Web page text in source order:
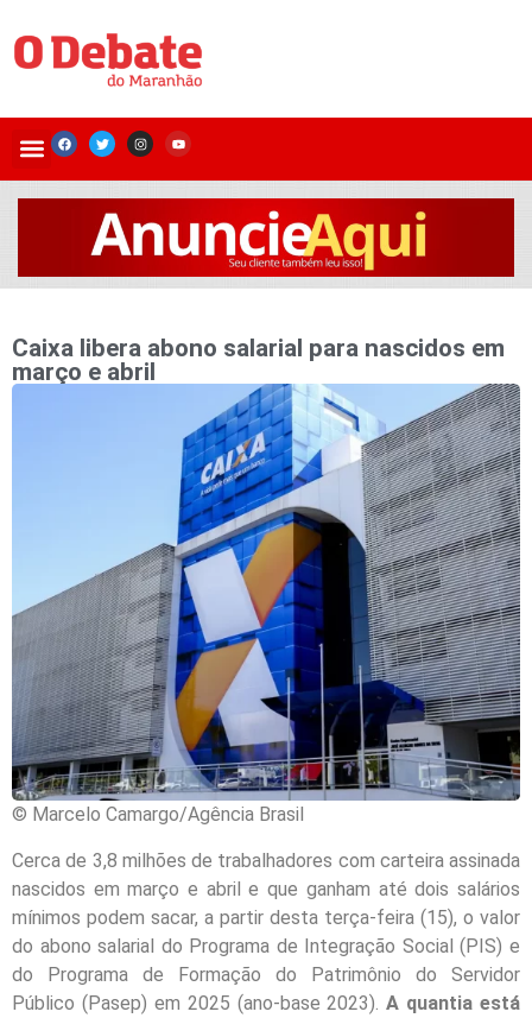
Caixa libera abono salarial para nascidos em
março e abril
© Marcelo Camargo/Agência Brasil
Cerca de 3,8 milhões de trabalhadores com carteira assinada
nascidos em março e abril e que ganham até dois salários
mínimos podem sacar, a partir desta terça-feira (15), o valor
do abono salarial do Programa de Integração Social (PIS) e
do Programa de Formação do Patrimônio do Servidor
Público (Pasep) em 2025 (ano-base 2023).A quantia está